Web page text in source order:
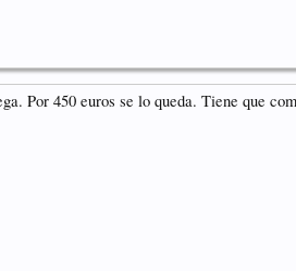
Por 450 euros se lo queda. Tiene que